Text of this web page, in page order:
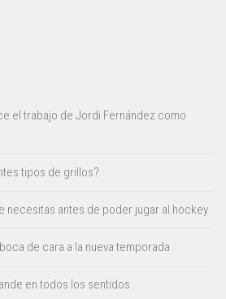
el trabajo de Jordi Fernández como
tipos de grillos?
necesitas antes de poder jugar al hockey
de cara a la nueva temporada
en todos los sentidos